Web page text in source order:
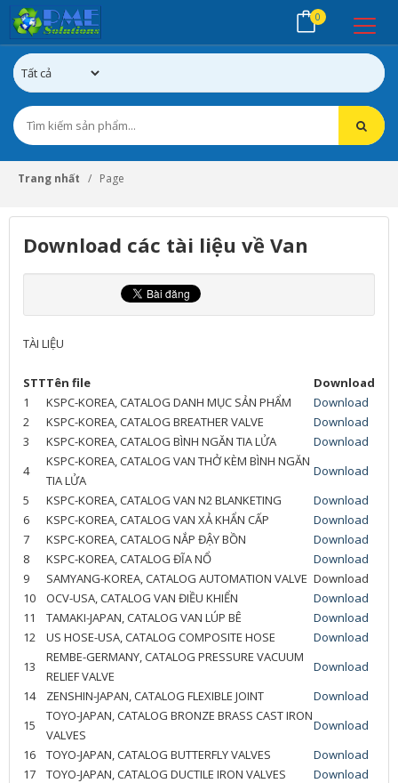
0
Trang nhất Page
Download các tài liệu về Van
TÀI LIỆU
STTTên file
Download
1
KSPC-KOREA, CATALOG DANH MỤC SẢN PHẨM
Download
2
KSPC-KOREA, CATALOG BREATHER VALVE
Download
3
KSPC-KOREA, CATALOG BÌNH NGĂN TIA LỬA
Download
4
KSPC-KOREA, CATALOG VAN THỞ KÈM BÌNH NGĂN
TIA LỬA
Download
5
KSPC-KOREA, CATALOG VAN N2 BLANKETING
Download
6
KSPC-KOREA, CATALOG VAN XẢ KHẨN CẤP
Download
7
KSPC-KOREA, CATALOG NẮP ĐẬY BỒN
Download
8
KSPC-KOREA, CATALOG ĐĨA NỔ
Download
9
SAMYANG-KOREA, CATALOG AUTOMATION VALVE Download
10
OCV-USA, CATALOG VAN ĐIỀU KHIỂN
Download
11
TAMAKI-JAPAN, CATALOG VAN LÚP BÊ
Download
12
US HOSE-USA, CATALOG COMPOSITE HOSE
Download
13
REMBE-GERMANY, CATALOG PRESSURE VACUUM
RELIEF VALVE
Download
14
ZENSHIN-JAPAN, CATALOG FLEXIBLE JOINT
Download
15
TOYO-JAPAN, CATALOG BRONZE BRASS CAST IRON
VALVES
Download
16
TOYO-JAPAN, CATALOG BUTTERFLY VALVES
Download
17
TOYO-JAPAN, CATALOG DUCTILE IRON VALVES
Download